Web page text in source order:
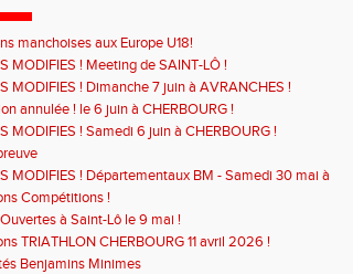
manchoises aux Europe U18!
MODIFIES ! Meeting de SAINT-LÔ !
MODIFIES ! Dimanche 7 juin à AVRANCHES !
annulée ! le 6 juin à CHERBOURG !
MODIFIES ! Samedi 6 juin à CHERBOURG !
MODIFIES ! Départementaux BM - Samedi 30 mai à
Compétitions !
à Saint-Lô le 9 mai !
TRIATHLON CHERBOURG 11 avril 2026 !
Benjamins Minimes